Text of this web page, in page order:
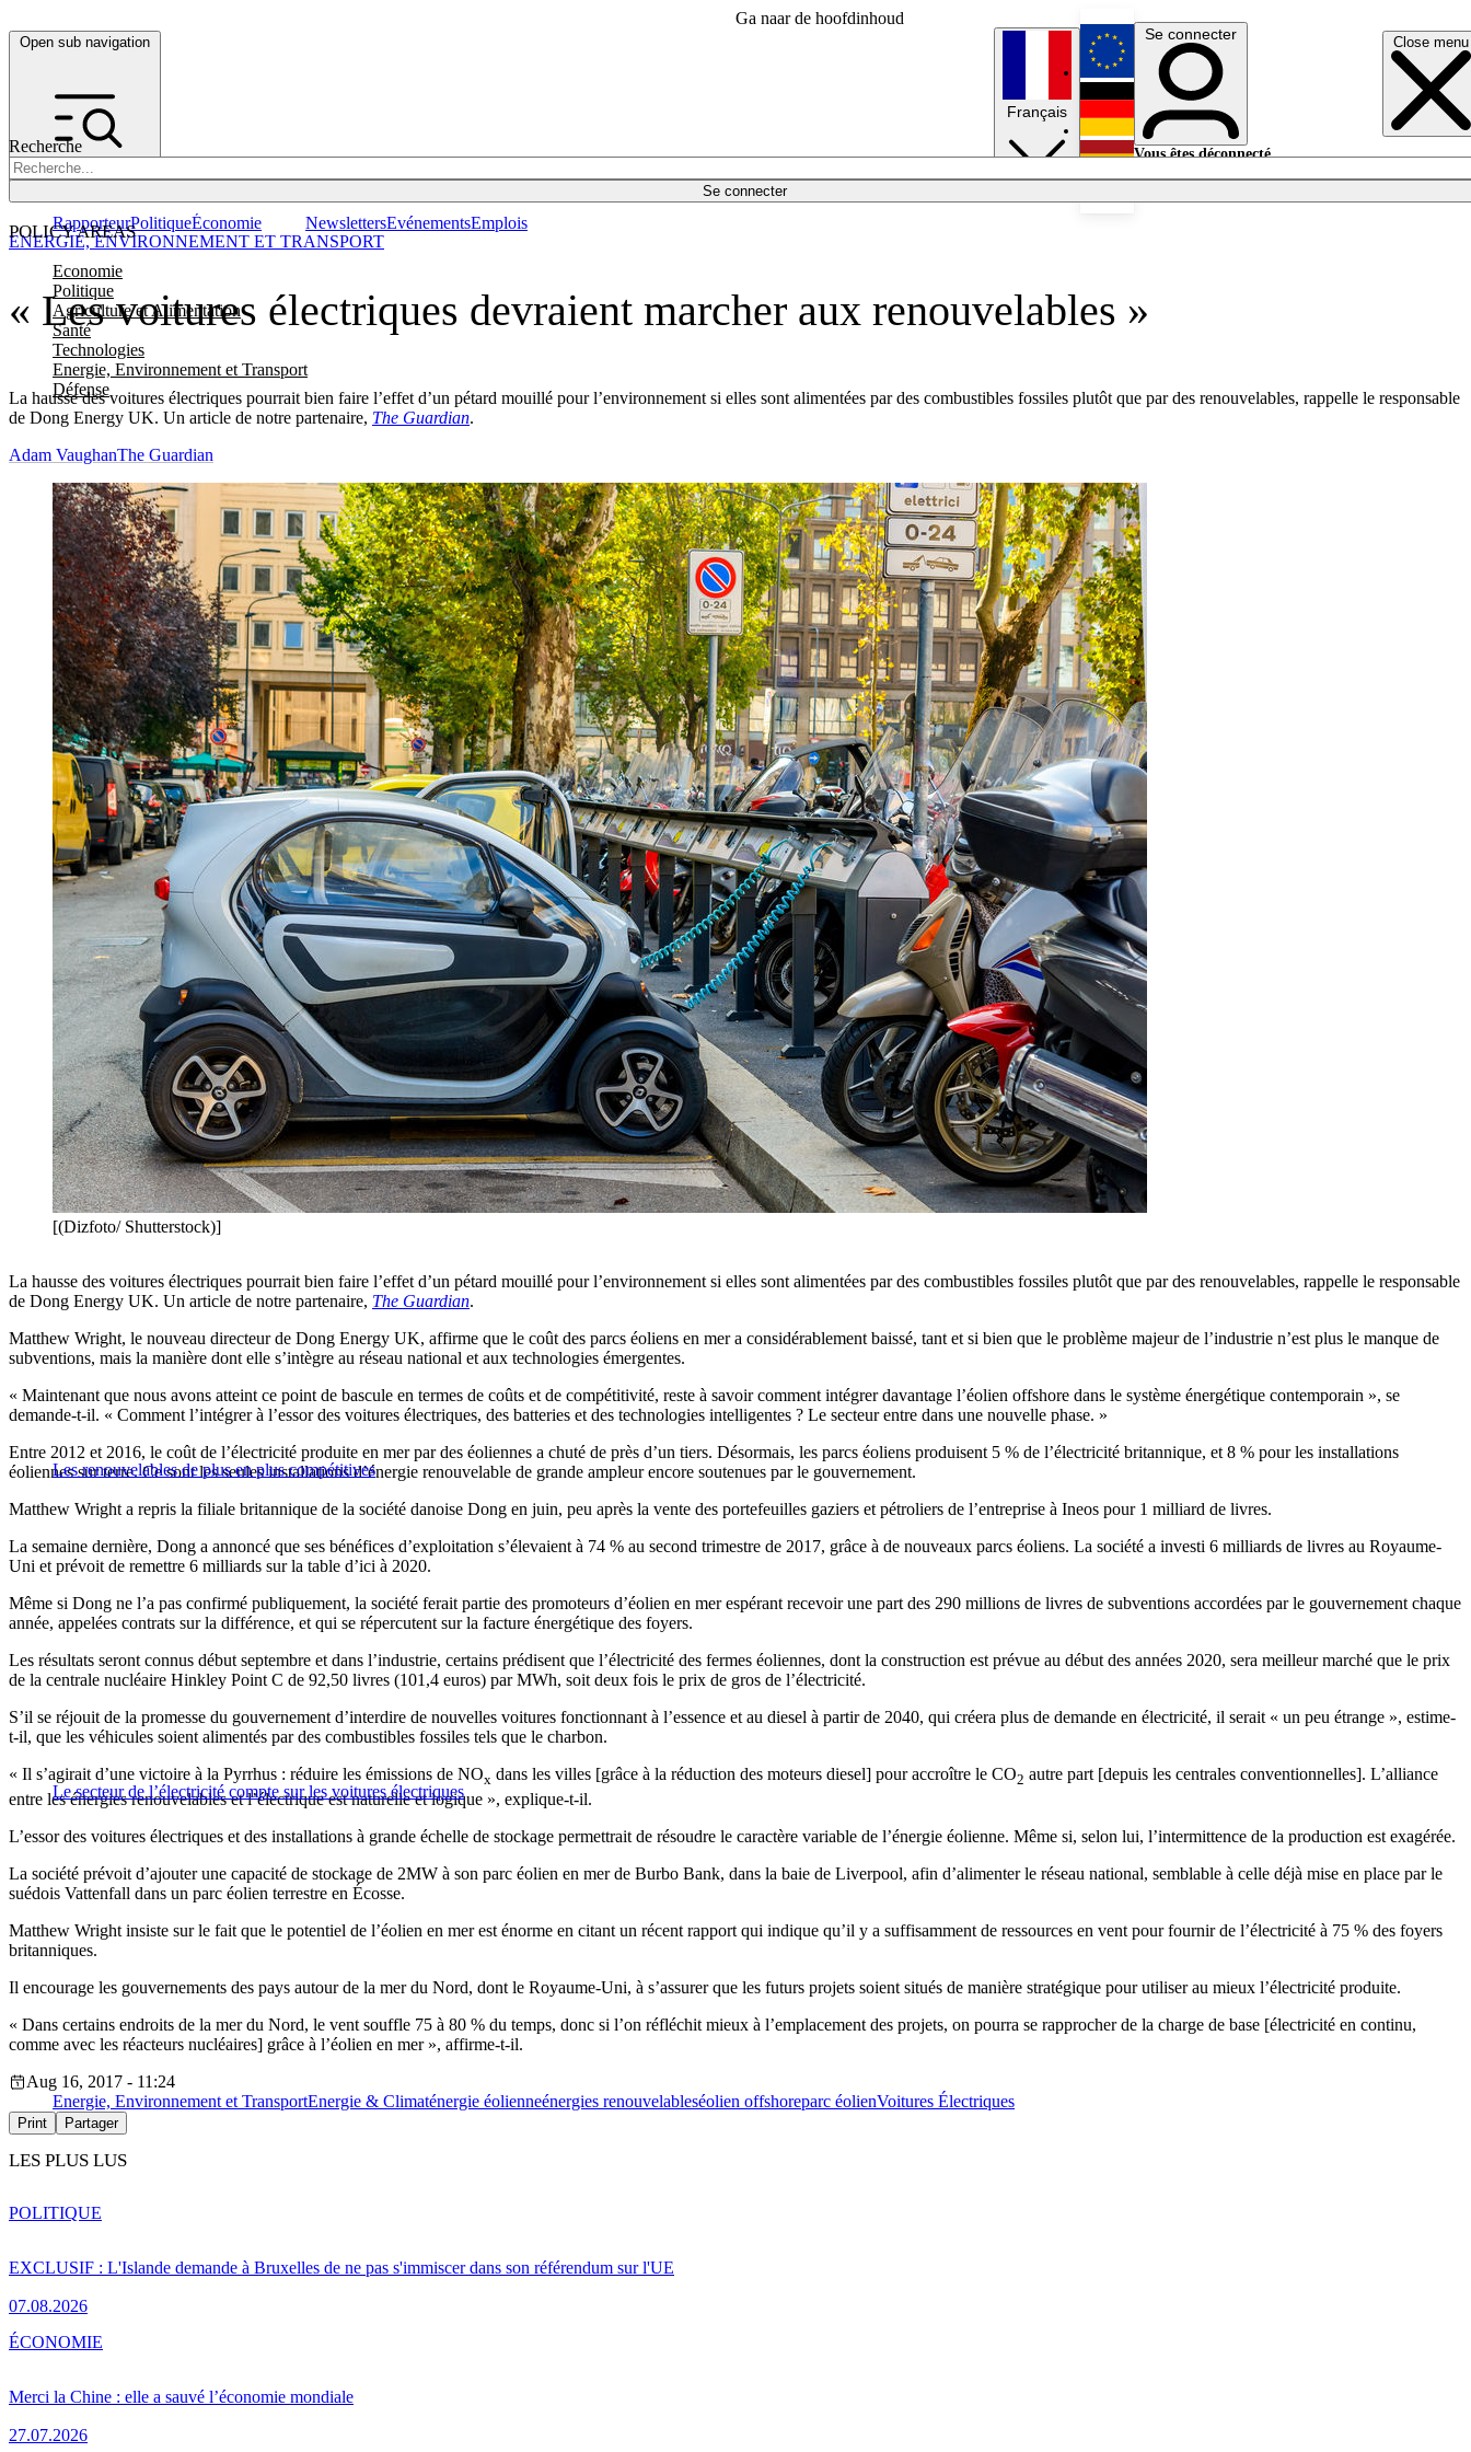
Ga naar de hoofdinhoud
Open sub navigation Close menu
Recherche
Se connecter
POLICY AREAS
Economie
Politique
Agriculture et Alimentation
Santé
Technologies
Energie, Environnement et Transport
Défense
RapporteurPolitiqueÉconomie NewslettersEvénementsEmplois
Français
English
Deutsch
Se connecter
Vous êtes déconnecté.
« Les voitures électriques devraient marcher aux renouvelables »
La hausse des voitures électriques pourrait bien faire l’effet d’un pétard mouillé pour l’environnement si elles sont alimentées par des combustibles fossiles plutôt que par des renouvelables, rappelle le responsable
de Dong Energy UK. Un article de notre partenaire, The Guardian.
ENERGIE, ENVIRONNEMENT ET TRANSPORT
Adam VaughanThe Guardian
[(Dizfoto/ Shutterstock)]
La hausse des voitures électriques pourrait bien faire l’effet d’un pétard mouillé pour l’environnement si elles sont alimentées par des combustibles fossiles plutôt que par des renouvelables, rappelle le responsable
de Dong Energy UK. Un article de notre partenaire, The Guardian.
Matthew Wright, le nouveau directeur de Dong Energy UK, affirme que le coût des parcs éoliens en mer a considérablement baissé, tant et si bien que le problème majeur de l’industrie n’est plus le manque de
subventions, mais la manière dont elle s’intègre au réseau national et aux technologies émergentes.
« Maintenant que nous avons atteint ce point de bascule en termes de coûts et de compétitivité, reste à savoir comment intégrer davantage l’éolien offshore dans le système énergétique contemporain », se
demande-t-il. « Comment l’intégrer à l’essor des voitures électriques, des batteries et des technologies intelligentes ? Le secteur entre dans une nouvelle phase. »
Les renouvelables de plus en plus compétitives
Entre 2012 et 2016, le coût de l’électricité produite en mer par des éoliennes a chuté de près d’un tiers. Désormais, les parcs éoliens produisent 5 % de l’électricité britannique, et 8 % pour les installations
éoliennes sur terre. Ce sont les seules installations d’énergie renouvelable de grande ampleur encore soutenues par le gouvernement.
Matthew Wright a repris la filiale britannique de la société danoise Dong en juin, peu après la vente des portefeuilles gaziers et pétroliers de l’entreprise à Ineos pour 1 milliard de livres.
La semaine dernière, Dong a annoncé que ses bénéfices d’exploitation s’élevaient à 74 % au second trimestre de 2017, grâce à de nouveaux parcs éoliens. La société a investi 6 milliards de livres au Royaume-
Uni et prévoit de remettre 6 milliards sur la table d’ici à 2020.
Même si Dong ne l’a pas confirmé publiquement, la société ferait partie des promoteurs d’éolien en mer espérant recevoir une part des 290 millions de livres de subventions accordées par le gouvernement chaque
année, appelées contrats sur la différence, et qui se répercutent sur la facture énergétique des foyers.
Les résultats seront connus début septembre et dans l’industrie, certains prédisent que l’électricité des fermes éoliennes, dont la construction est prévue au début des années 2020, sera meilleur marché que le prix
de la centrale nucléaire Hinkley Point C de 92,50 livres (101,4 euros) par MWh, soit deux fois le prix de gros de l’électricité.
S’il se réjouit de la promesse du gouvernement d’interdire de nouvelles voitures fonctionnant à l’essence et au diesel à partir de 2040, qui créera plus de demande en électricité, il serait « un peu étrange », estime-
t-il, que les véhicules soient alimentés par des combustibles fossiles tels que le charbon.
Le secteur de l’électricité compte sur les voitures électriques
« Il s’agirait d’une victoire à la Pyrrhus : réduire les émissions de NOx dans les villes [grâce à la réduction des moteurs diesel] pour accroître le CO2 autre part [depuis les centrales conventionnelles]. L’alliance
entre les énergies renouvelables et l’électrique est naturelle et logique », explique-t-il.
L’essor des voitures électriques et des installations à grande échelle de stockage permettrait de résoudre le caractère variable de l’énergie éolienne. Même si, selon lui, l’intermittence de la production est exagérée.
La société prévoit d’ajouter une capacité de stockage de 2MW à son parc éolien en mer de Burbo Bank, dans la baie de Liverpool, afin d’alimenter le réseau national, semblable à celle déjà mise en place par le
suédois Vattenfall dans un parc éolien terrestre en Écosse.
Matthew Wright insiste sur le fait que le potentiel de l’éolien en mer est énorme en citant un récent rapport qui indique qu’il y a suffisamment de ressources en vent pour fournir de l’électricité à 75 % des foyers
britanniques.
Il encourage les gouvernements des pays autour de la mer du Nord, dont le Royaume-Uni, à s’assurer que les futurs projets soient situés de manière stratégique pour utiliser au mieux l’électricité produite.
« Dans certains endroits de la mer du Nord, le vent souffle 75 à 80 % du temps, donc si l’on réfléchit mieux à l’emplacement des projets, on pourra se rapprocher de la charge de base [électricité en continu,
comme avec les réacteurs nucléaires] grâce à l’éolien en mer », affirme-t-il.
Aug 16, 2017 - 11:24
Energie, Environnement et TransportEnergie & Climaténergie éolienneénergies renouvelableséolien offshoreparc éolienVoitures Électriques
Print Partager
LES PLUS LUS
EXCLUSIF : L'Islande demande à Bruxelles de ne pas s'immiscer dans son référendum sur l'UE
07.08.2026
POLITIQUE
Merci la Chine : elle a sauvé l’économie mondiale
27.07.2026
ÉCONOMIE